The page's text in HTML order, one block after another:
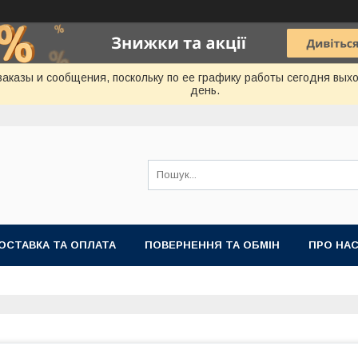
и сообщения, поскольку по ее графику работы сегодня
день.
ТА ОПЛАТА ПОВЕРНЕННЯ ТА ОБМІН ПРО НАС